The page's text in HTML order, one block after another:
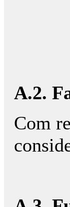
A.2.
Com